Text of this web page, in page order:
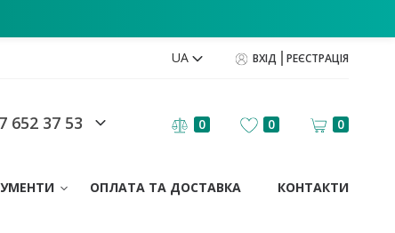
UA ВХІД РЕЄСТРАЦІЯ
652 37 53 0 0 0
ОПЛАТА ТА ДОСТАВКА КОНТАКТИ